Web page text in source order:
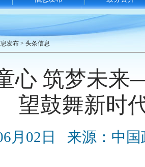
发布 > 头条信息
心 筑梦未
望鼓舞新时
月02日 来源：中国